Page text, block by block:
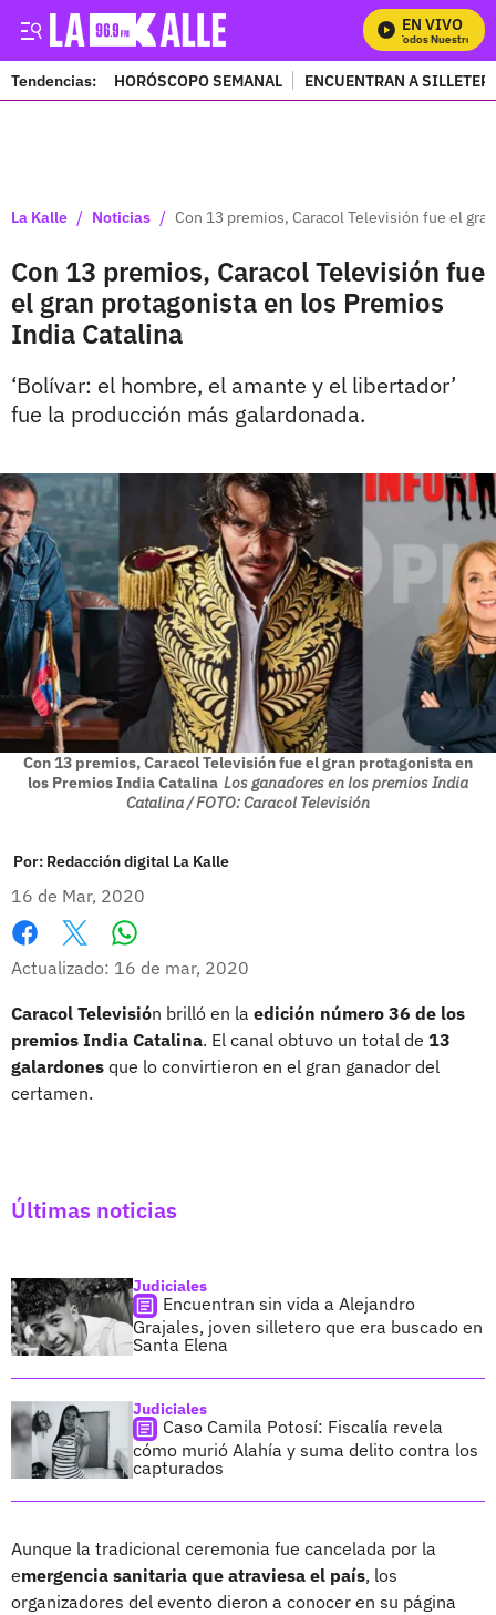
EN VIVO
Mira Todos Nuestros
Tendencias: HORÓSCOPO SEMANAL ENCUENTRAN A
La Kalle / Noticias / Con 13 premios, Caracol Televisión fue el
Con 13 premios, Caracol Televisión fue
el gran protagonista en los Premios
India Catalina
‘Bolívar: el hombre, el amante y el libertador’
fue la producción más galardonada.
Con 13 premios, Caracol Televisión fue el gran protagonista en
los Premios India Catalina Los ganadores en los premios India
Catalina / FOTO: Caracol Televisión
Por: Redacción digital La Kalle
16 de Mar, 2020
Facebook
X
Actualizado: 16 de mar, 2020
Caracol Televisión brilló en la edición número 36 de los
premios India Catalina. El canal obtuvo un total de 13
galardones que lo convirtieron en el gran ganador del
certamen.
Últimas noticias
Judiciales
Encuentran sin vida a Alejandro
Grajales, joven silletero que era buscado en
Santa Elena
Judiciales
Caso Camila Potosí: Fiscalía revela
cómo murió Alahía y suma delito contra los
capturados
Aunque la tradicional ceremonia fue cancelada por la
emergencia sanitaria que atraviesa el país, los
organizadores del evento dieron a conocer en su página